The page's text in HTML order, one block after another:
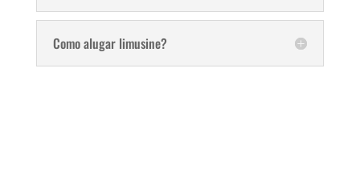
Como alugar limusine?